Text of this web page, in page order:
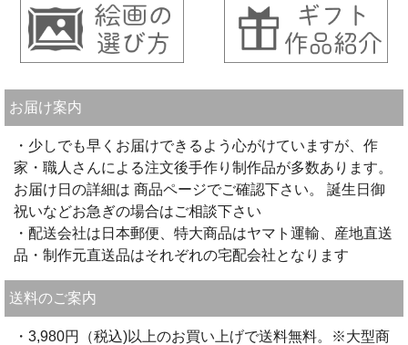
お届け案内
・少しでも早くお届けできるよう心がけていますが、作
家・職人さんによる注文後手作り制作品が多数あります。
お届け日の詳細は 商品ページでご確認下さい。 誕生日御
祝いなどお急ぎの場合はご相談下さい
・配送会社は日本郵便、特大商品はヤマト運輸、産地直送
品・制作元直送品はそれぞれの宅配会社となります
送料のご案内
・3,980円（税込)以上のお買い上げで送料無料。※大型商